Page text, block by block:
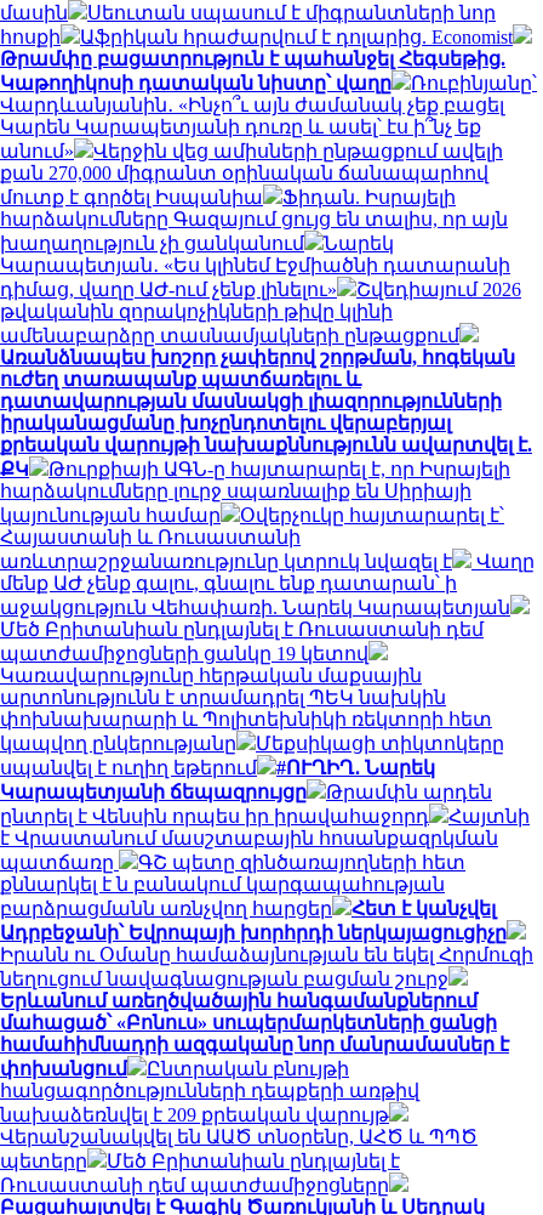
մասին
Սեուտան սպասում է միգրանտների նոր
հոսքի
Աֆրիկան ​​հրաժարվում է դոլարից. Economist
Թրամփը բացատրություն է պահանջել Հեգսեթից.
Կաթողիկոսի դատական նիստը՝ վաղը
Ռուբինյանը՝
Վարդևանյանին․ «Ինչո՞ւ այն ժամանակ չեք բացել
Կարեն Կարապետյանի դուռը և ասել՝ էս ի՞նչ եք
անում»
Վերջին վեց ամիսների ընթացքում ավելի
քան 270,000 միգրանտ օրինական ճանապարհով
մուտք է գործել Իսպանիա
Ֆիդան. Իսրայելի
հարձակումները Գազայում ցույց են տալիս, որ այն
խաղաղություն չի ցանկանում
Նարեկ
Կարապետյան․ «Ես կլինեմ Էջմիածնի դատարանի
դիմաց, վաղը ԱԺ-ում չենք լինելու»
Շվեդիայում 2026
թվականին զորակոչիկների թիվը կլինի
ամենաբարձրը տասնամյակների ընթացքում
Առանձնապես խոշոր չափերով շորթման, հոգեկան
ուժեղ տառապանք պատճառելու և
դատավարության մասնակցի լիազորությունների
իրականացմանը խոչընդոտելու վերաբերյալ
քրեական վարույթի նախաքննությունն ավարտվել է.
ՔԿ
Թուրքիայի ԱԳՆ-ը հայտարարել է, որ Իսրայելի
հարձակումները լուրջ սպառնալիք են Սիրիայի
կայունության համար
Օվերչուկը հայտարարել է՝
Հայաստանի և Ռուսաստանի
առևտրաշրջանառությունը կտրուկ նվազել է
Վաղը
մենք ԱԺ չենք գալու, գնալու ենք դատարան՝ ի
աջակցություն Վեհափառի. Նարեկ Կարապետյան
Մեծ Բրիտանիան ընդլայնել է Ռուսաստանի դեմ
պատժամիջոցների ցանկը 19 կետով
Կառավարությունը հերթական մաքսային
արտոնությունն է տրամադրել ՊԵԿ նախկին
փոխնախարարի և Պոլիտեխնիկի ռեկտորի հետ
կապվող ընկերությանը
Մեքսիկացի տիկտոկերը
սպանվել է ուղիղ եթերում
#ՈՒՂԻՂ․ Նարեկ
Կարապետյանի ճեպազրույցը
Թրամփն արդեն
ընտրել է Վենսին որպես իր իրավահաջորդ
Հայտնի
է Վրաստանում մասշտաբային հոսանքազրկման
պատճառը
ԳՇ պետը զինծառայողների հետ
քննարկել է ն բանակում կարգապահության
բարձրացմանն առնչվող հարցեր
Հետ է կանչվել
Ադրբեջանի՝ Եվրոպայի խորհրդի ներկայացուցիչը
Իրանն ու Օմանը համաձայնության են եկել Հորմուզի
նեղուցում նավագնացության բացման շուրջ
Երևանում առեղծվածային հանգամանքներում
մահացած՝ «Բոնուս» սուպերմարկետների ցանցի
համահիմնադրի ազգականը նոր մանրամասներ է
փոխանցում
Ընտրական բնույթի
հանցագործությունների դեպքերի առթիվ
նախաձեռնվել է 209 քրեական վարույթ
Վերանշանակվել են ԱԱԾ տնօրենը, ԱՀԾ և ՊՊԾ
պետերը
Մեծ Բրիտանիան ընդլայնել է
Ռուսաստանի դեմ պատժամիջոցները
Բացահայտվել է Գագիկ Ծառուկյանի և Սեդրակ